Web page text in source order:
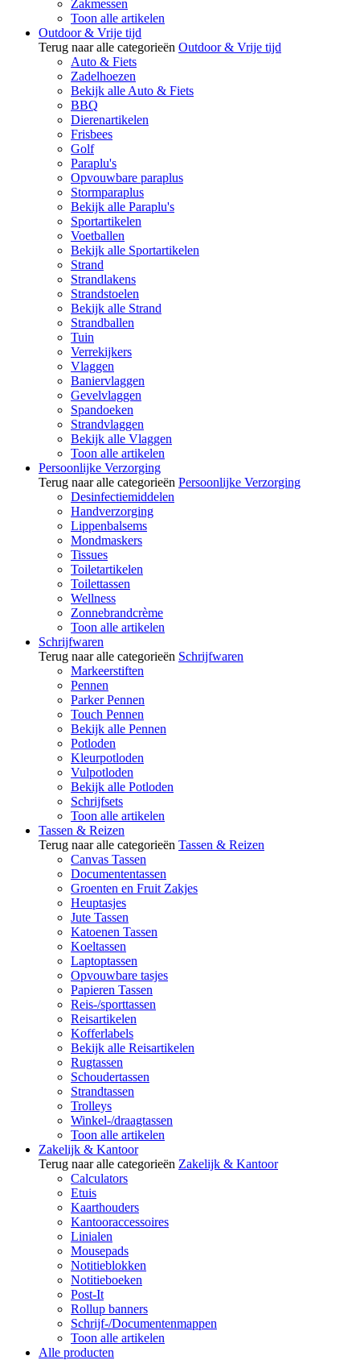
Zakmessen
Toon alle artikelen
Outdoor & Vrije tijd
Terug naar alle categorieën Outdoor & Vrije tijd
Auto & Fiets
Zadelhoezen
Bekijk alle Auto & Fiets
BBQ
Dierenartikelen
Frisbees
Golf
Paraplu's
Opvouwbare paraplus
Stormparaplus
Bekijk alle Paraplu's
Sportartikelen
Voetballen
Bekijk alle Sportartikelen
Strand
Strandlakens
Strandstoelen
Bekijk alle Strand
Strandballen
Tuin
Verrekijkers
Vlaggen
Baniervlaggen
Gevelvlaggen
Spandoeken
Strandvlaggen
Bekijk alle Vlaggen
Toon alle artikelen
Persoonlijke Verzorging
Terug naar alle categorieën Persoonlijke Verzorging
Desinfectiemiddelen
Handverzorging
Lippenbalsems
Mondmaskers
Tissues
Toiletartikelen
Toilettassen
Wellness
Zonnebrandcrème
Toon alle artikelen
Schrijfwaren
Terug naar alle categorieën Schrijfwaren
Markeerstiften
Pennen
Parker Pennen
Touch Pennen
Bekijk alle Pennen
Potloden
Kleurpotloden
Vulpotloden
Bekijk alle Potloden
Schrijfsets
Toon alle artikelen
Tassen & Reizen
Terug naar alle categorieën Tassen & Reizen
Canvas Tassen
Documententassen
Groenten en Fruit Zakjes
Heuptasjes
Jute Tassen
Katoenen Tassen
Koeltassen
Laptoptassen
Opvouwbare tasjes
Papieren Tassen
Reis-/sporttassen
Reisartikelen
Kofferlabels
Bekijk alle Reisartikelen
Rugtassen
Schoudertassen
Strandtassen
Trolleys
Winkel-/draagtassen
Toon alle artikelen
Zakelijk & Kantoor
Terug naar alle categorieën Zakelijk & Kantoor
Calculators
Etuis
Kaarthouders
Kantooraccessoires
Linialen
Mousepads
Notitieblokken
Notitieboeken
Post-It
Rollup banners
Schrijf-/Documentenmappen
Toon alle artikelen
Alle producten